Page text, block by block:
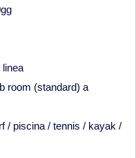
linea
room (standard) a
/ piscina / tennis / kayak /